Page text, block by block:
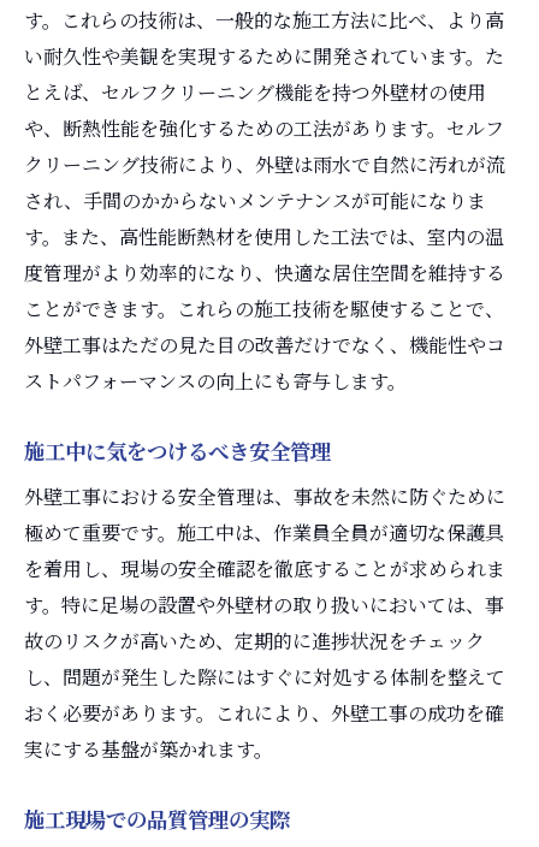
す。これらの技術は、一般的な施工方法に比べ、より高
い耐久性や美観を実現するために開発されています。た
とえば、セルフクリーニング機能を持つ外壁材の使用
や、断熱性能を強化するための工法があります。セルフ
クリーニング技術により、外壁は雨水で自然に汚れが流
され、手間のかからないメンテナンスが可能になりま
す。また、高性能断熱材を使用した工法では、室内の温
度管理がより効率的になり、快適な居住空間を維持する
ことができます。これらの施工技術を駆使することで、
外壁工事はただの見た目の改善だけでなく、機能性やコ
ストパフォーマンスの向上にも寄与します。
施工中に気をつけるべき安全管理
外壁工事における安全管理は、事故を未然に防ぐために
極めて重要です。施工中は、作業員全員が適切な保護具
を着用し、現場の安全確認を徹底することが求められま
す。特に足場の設置や外壁材の取り扱いにおいては、事
故のリスクが高いため、定期的に進捗状況をチェック
し、問題が発生した際にはすぐに対処する体制を整えて
おく必要があります。これにより、外壁工事の成功を確
実にする基盤が築かれます。
施工現場での品質管理の実際